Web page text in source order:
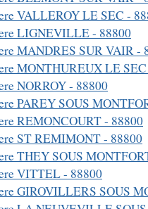
VALLEROY LE SEC -
LIGNEVILLE - 88800
MANDRES SUR VAIR -
MONTHUREUX LE
NORROY - 88800
PAREY SOUS
REMONCOURT - 88800
ST REMIMONT - 88800
THEY SOUS
VITTEL - 88800
GIROVILLERS SOUS